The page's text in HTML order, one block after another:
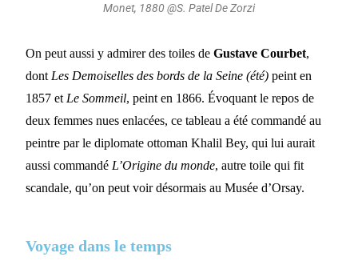
Monet, 1880 @S. Patel De Zorzi
On peut aussi y admirer des toiles deGustave Courbet,
dont Les Demoiselles des bords de la Seine (été) peint en
1857 et Le Sommeil, peint en 1866. Évoquant le repos de
deux femmes nues enlacées, ce tableau a été commandé au
peintre par le diplomate ottoman Khalil Bey, qui lui aurait
aussi commandé L’Origine du monde, autre toile qui fit
scandale, qu’on peut voir désormais au Musée d’Orsay.
Voyage dans le temps